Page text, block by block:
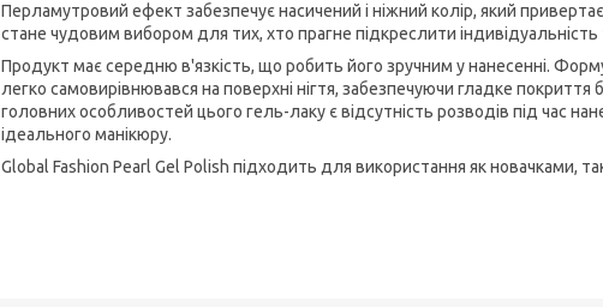
Перламутровий ефект забезпечує насичений і ніжний колір, який
стане чудовим вибором для тих, хто прагне підкреслити індивідуальність
Продукт має середню в'язкість, що робить його зручним у нанесенні.
легко самовирівнювався на поверхні нігтя, забезпечуючи гладке покриття
головних особливостей цього гель-лаку є відсутність розводів під час
ідеального манікюру.
Global Fashion Pearl Gel Polish підходить для використання як новачками,